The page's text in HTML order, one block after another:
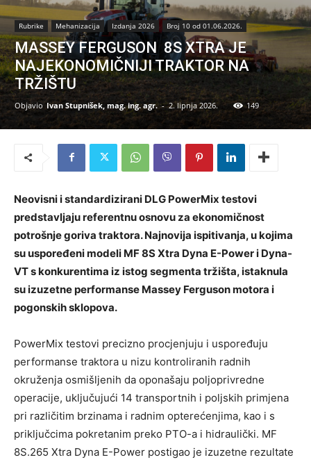
Rubrike Mehanizacija Izdanja 2026 Broj 10 od 01.06.2026.
MASSEY FERGUSON 8S XTRA JE
NAJEKONOMIČNIJI TRAKTOR NA
TRŽIŠTU
Objavio Ivan Stupnišek, mag. ing. agr. - 2. lipnja 2026. 149
Neovisni i standardizirani DLG PowerMix testovi
predstavljaju referentnu osnovu za ekonomičnost
potrošnje goriva traktora. Najnovija ispitivanja, u kojima
su uspoređeni modeli MF 8S Xtra Dyna E-Power i Dyna-
VT s konkurentima iz istog segmenta tržišta, istaknula
su izuzetne performanse Massey Ferguson motora i
pogonskih sklopova.
PowerMix testovi precizno procjenjuju i uspoređuju
performanse traktora u nizu kontroliranih radnih
okruženja osmišljenih da oponašaju poljoprivredne
operacije, uključujući 14 transportnih i poljskih primjena
pri različitim brzinama i radnim opterećenjima, kao i s
priključcima pokretanim preko PTO-a i hidraulički. MF
8S.265 Xtra Dyna E-Power postigao je izuzetne rezultate